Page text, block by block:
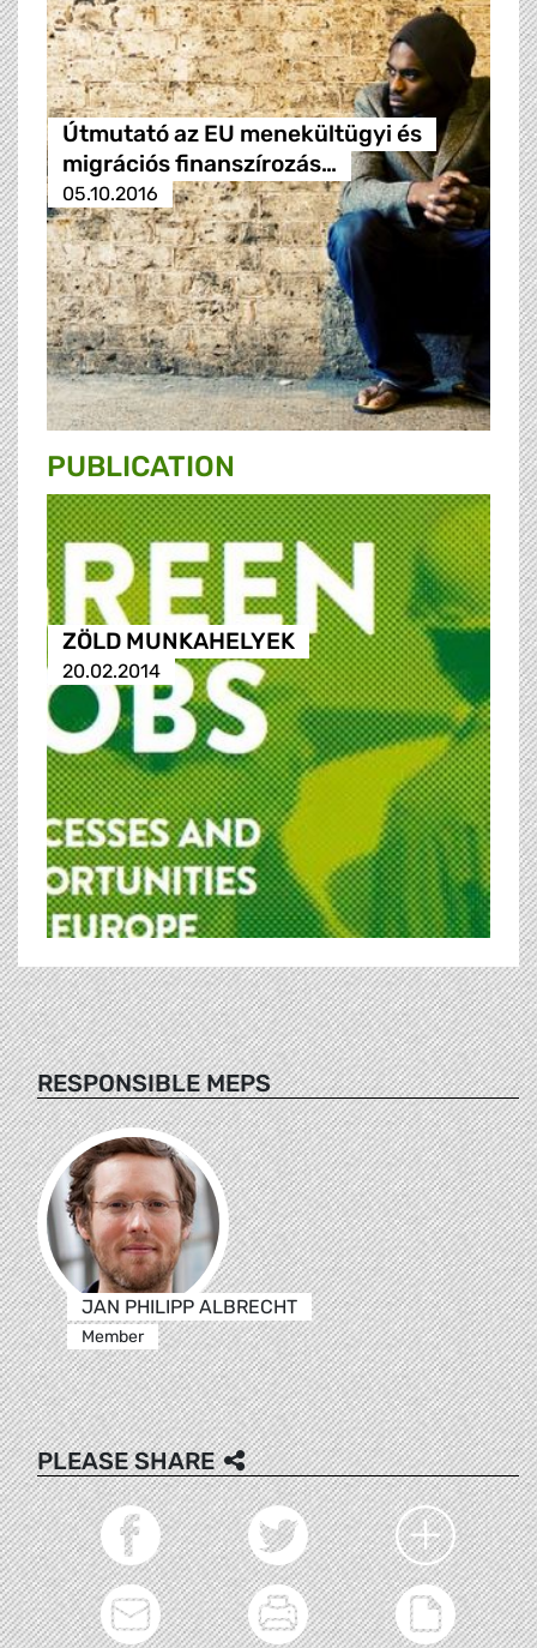
Útmutató az EU menekültügyi és
migrációs finanszírozás…
05.10.2016
PUBLICATION
ZÖLD MUNKAHELYEK
20.02.2014
RESPONSIBLE MEPS
JAN PHILIPP ALBRECHT
Member
PLEASE SHARE